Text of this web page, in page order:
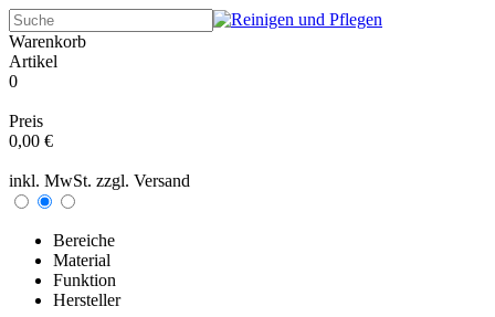
Warenkorb
Artikel
0
Preis
0,00 €
inkl. MwSt. zzgl. Versand
Bereiche
Material
Funktion
Hersteller